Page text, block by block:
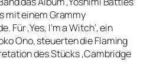
mit einem Grammy
Für ‚Yes, I’m a Witch‘, ein
Ono, steuerten die Flaming
des Stücks ‚Cambridge